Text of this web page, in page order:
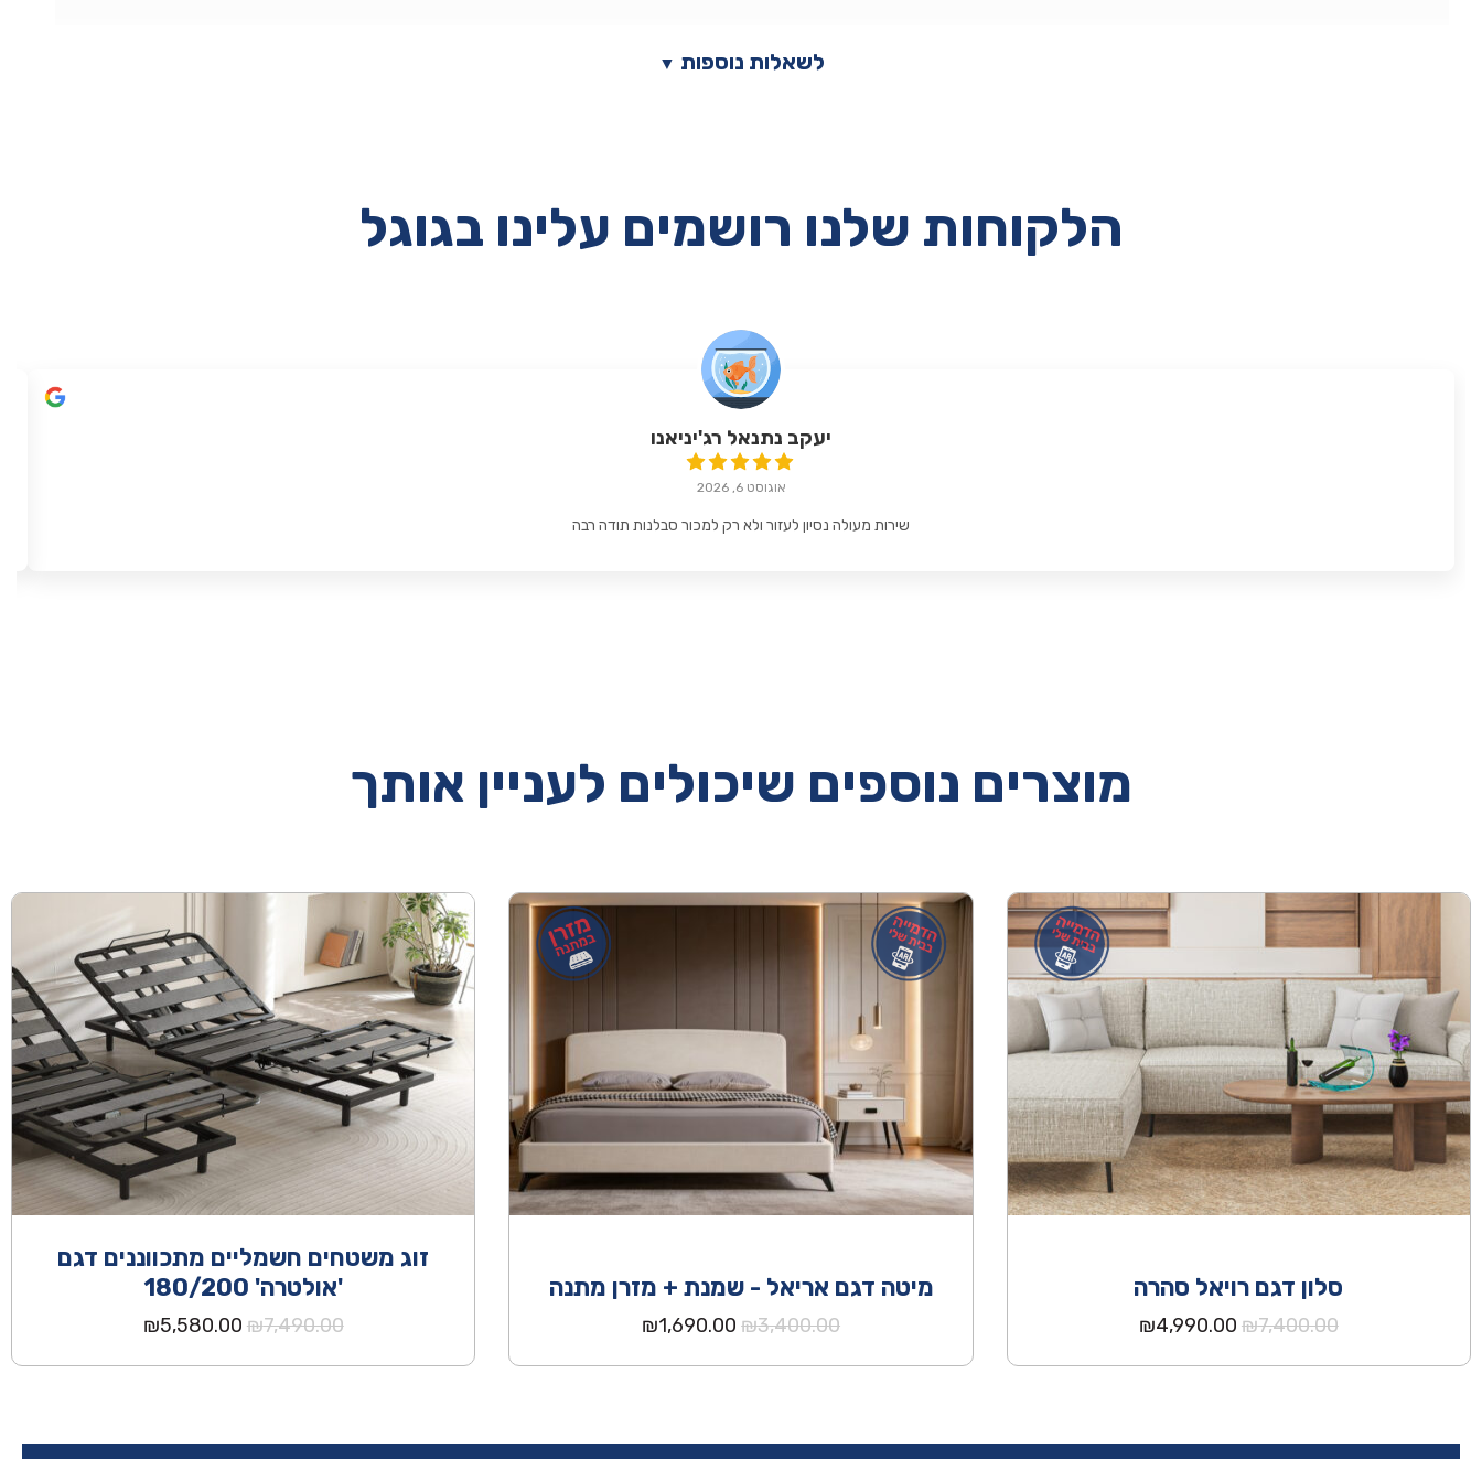
▼ לשאלות נוספות
הלקוחות שלנו רושמים עלינו בגוגל
יעקב נתנאל רג'יניאנו
אוגוסט 6, 2026
שירות מעולה נסיון לעזור ולא רק למכור סבלנות תודה רבה
מוצרים נוספים שיכולים לעניין אותך
סלון דגם רויאל סהרה
₪7,400.00
המחיר
היה:
₪4,990.00
הוא:
מיטה דגם אריאל - שמנת + מזרן מתנה
₪3,400.00
המחיר
היה:
₪1,690.00
המחיר
הוא:
זוג משטחים חשמליים מתכווננים דגם
'אולטרה' 180/200
₪7,490.00
המחיר
היה:
₪5,580.00
הוא: